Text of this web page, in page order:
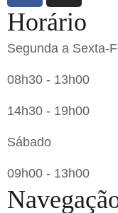
Horário
Segunda a Sexta-
08h30 - 13h00
14h30 - 19h00
Sábado
09h00 - 13h00